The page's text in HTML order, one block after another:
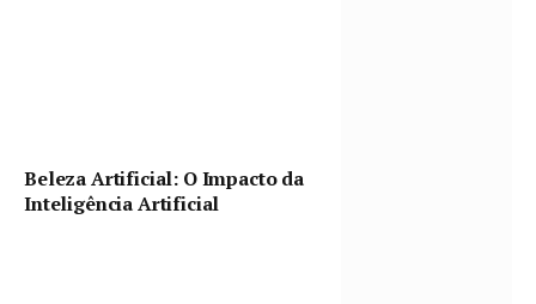
Beleza Artificial: O Impacto da
Inteligência Artificial